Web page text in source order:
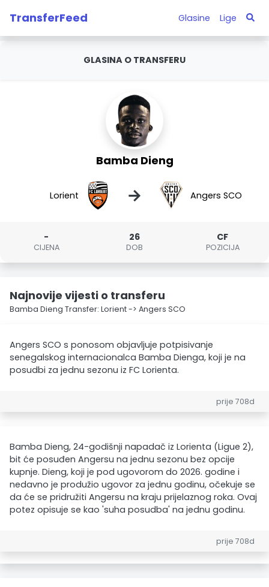
TransferFeed Glasine Lige
GLASINA O TRANSFERU
Bamba Dieng
Lorient → Angers SCO
-
CIJENA
26
DOB
CF
POZICIJA
Najnovije vijesti o transferu
Bamba Dieng Transfer: Lorient -> Angers SCO
Angers SCO s ponosom objavljuje potpisivanje
senegalskog internacionalca Bamba Dienga, koji je na
posudbi za jednu sezonu iz FC Lorienta.
prije 708d
Bamba Dieng, 24-godišnji napadač iz Lorienta (Ligue 2),
bit će posuđen Angersu na jednu sezonu bez opcije
kupnje. Dieng, koji je pod ugovorom do 2026. godine i
nedavno je produžio ugovor za jednu godinu, očekuje se
da će se pridružiti Angersu na kraju prijelaznog roka. Ovaj
potez opisuje se kao 'suha posudba' na jednu godinu.
prije 708d